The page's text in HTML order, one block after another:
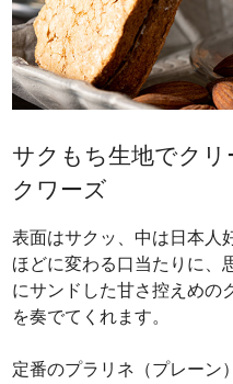
サクもち生地でク
クワーズ
表面はサクッ、中は日本人
ほどに変わる口当たりに、
にサンドした甘さ控えめの
を奏でてくれます。
定番のプラリネ（プレーン